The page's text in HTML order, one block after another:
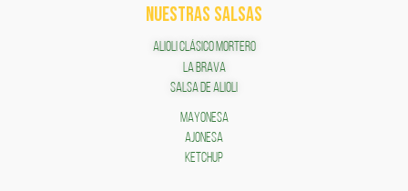
NUESTRAS SALSAS
ALIOLI CLÁSICO MORTERO
LA BRAVA
SALSA DE ALIOLI
MAYONESA
AJONESA
KETCHUP